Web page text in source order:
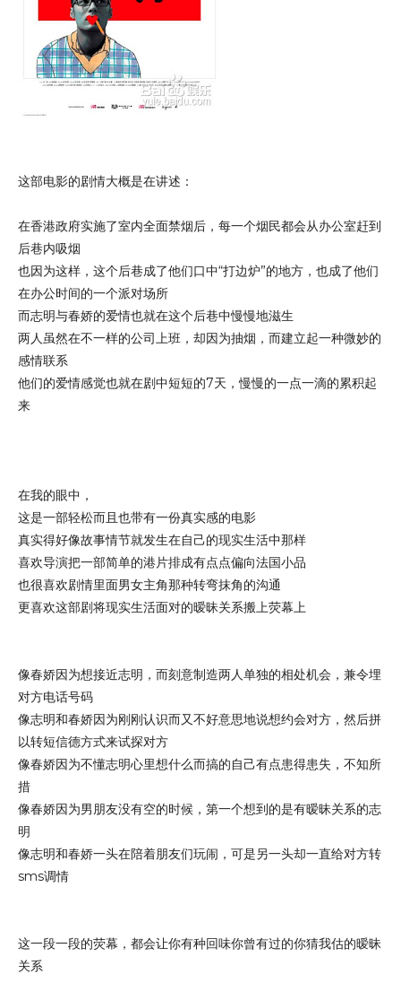
这部电影的剧情大概是在讲述：
在香港政府实施了室内全面禁烟后，每一个烟民都会从办公室赶到
后巷内吸烟
也因为这样，这个后巷成了他们口中“打边炉”的地方，也成了他们
在办公时间的一个派对场所
而志明与春娇的爱情也就在这个后巷中慢慢地滋生
两人虽然在不一样的公司上班，却因为抽烟，而建立起一种微妙的
感情联系
他们的爱情感觉也就在剧中短短的7天，慢慢的一点一滴的累积起
来
在我的眼中，
这是一部轻松而且也带有一份真实感的电影
真实得好像故事情节就发生在自己的现实生活中那样
喜欢导演把一部简单的港片排成有点点偏向法国小品
也很喜欢剧情里面男女主角那种转弯抹角的沟通
更喜欢这部剧将现实生活面对的暧昧关系搬上荧幕上
像春娇因为想接近志明，而刻意制造两人单独的相处机会，兼令埋
对方电话号码
像志明和春娇因为刚刚认识而又不好意思地说想约会对方，然后拼
以转短信德方式来试探对方
像春娇因为不懂志明心里想什么而搞的自己有点患得患失，不知所
措
像春娇因为男朋友没有空的时候，第一个想到的是有暧昧关系的志
明
像志明和春娇一头在陪着朋友们玩闹，可是另一头却一直给对方转
sms调情
这一段一段的荧幕，都会让你有种回味你曾有过的你猜我估的暧昧
关系